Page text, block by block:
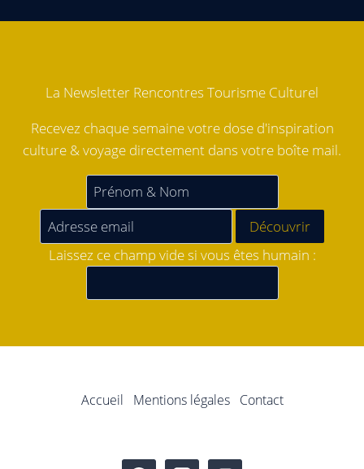
La Newsletter Rencontres Tourisme Culturel
Recevez chaque semaine votre dose d'inspiration
culture & voyage directement dans votre boîte mail.
Laissez ce champ vide si vous êtes humain :
Accueil Mentions légales Contact